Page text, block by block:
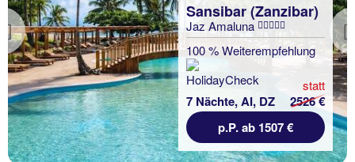
Previous
Sansibar (Zanzibar)
Jaz Amaluna
100 % Weiterempfehlung
7 Nächte, AI, DZ
statt
2526 €
p.P. ab 1507 €